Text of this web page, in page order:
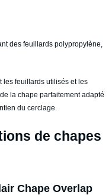
des feuillards polypropylène,
les feuillards utilisés et les
la chape parfaitement adapté
du cerclage.
de chapes
Chape Overlap